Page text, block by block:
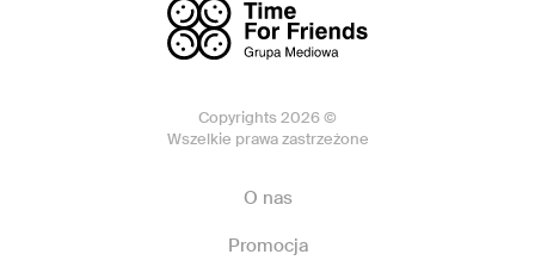
Copyrights 2026 ©
Wszelkie prawa zastrzeżone
O nas
Promocja